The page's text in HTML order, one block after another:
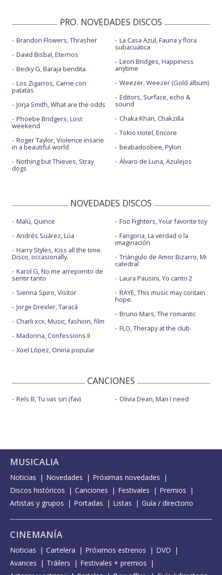
PRO. NOVEDADES DISCOS
Brandon Flowers, Thrasher
David Bisbal, Eternos
Becky G, Baraja bendita
Los Zigarros, Carne con
patatas
Jorja Smith, What are the odds
Phoebe Bridgers, Lost
weekend
Roger Taylor, Violence insane
in a beautiful world
Nothing but Thieves, Stray
dogs
La Casa Azul, Fauna y flora
subacuática
Leon Bridges, Happiness
anytime
Weezer, Weezer (Gold album)
Editors, Surface, echo &
sound
Chaka Khan, Chakzilla
Tokio Hotel, Encore
beabadoobee, Pylon
Álvaro de Luna, Azulejos
NOVEDADES DISCOS
Malú, Quince
Andrés Suárez, Lúa
Harry Styles, Kiss all the time.
Disco, occasionally.
Karol G, No me arrepiento de
sentir tanto
Sienna Spiro, Visitor
Jorge Drexler, Taracá
Charli xcx, Music, fashion, film
Madonna, Confessions II
Xoel López, Oniria popular
Foo Fighters, Your favorite toy
Fangoria, La verdad o la
imaginación
Triángulo de Amor Bizarro, Mi
catedral
Laura Pausini, Yo canto 2
RAYE, This music may contain
hope.
Bruno Mars, The romantic
FLO, Therapy at the club
CANCIONES
Rels B, Tu vas sin (fav) Olivia Dean, Man I need
MUSICALIA
Noticias Novedades
Próximas novedades
Discos históricos
Canciones Festivales
Premios
Artistas y grupos
Portadas Listas Guía / directorio
CINEMANÍA
Noticias Cartelera Próximos estrenos
DVD
Avances
Tráilers
Festivales + premios